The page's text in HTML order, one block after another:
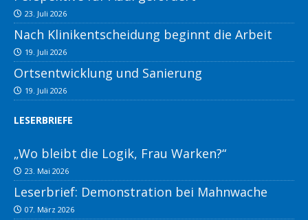
23. Juli 2026
Nach Klinikentscheidung beginnt die Arbeit
19. Juli 2026
Ortsentwicklung und Sanierung
19. Juli 2026
LESERBRIEFE
„Wo bleibt die Logik, Frau Warken?“
23. Mai 2026
Leserbrief: Demonstration bei Mahnwache
07. März 2026